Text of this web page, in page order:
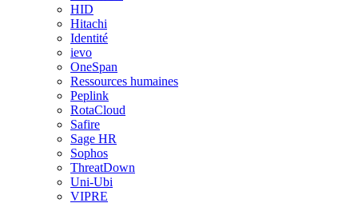
HID
Hitachi
Identité
ievo
OneSpan
Ressources humaines
Peplink
RotaCloud
Safire
Sage HR
Sophos
ThreatDown
Uni-Ubi
VIPRE